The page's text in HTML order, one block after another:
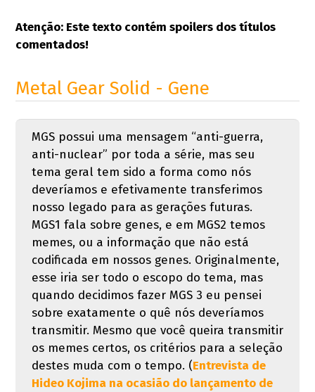
Atenção: Este texto contém spoilers dos títulos
comentados!
Metal Gear Solid - Gene
MGS possui uma mensagem “anti-guerra,
anti-nuclear” por toda a série, mas seu
tema geral tem sido a forma como nós
deveríamos e efetivamente transferimos
nosso legado para as gerações futuras.
MGS1 fala sobre genes, e em MGS2 temos
memes, ou a informação que não está
codificada em nossos genes. Originalmente,
esse iria ser todo o escopo do tema, mas
quando decidimos fazer MGS 3 eu pensei
sobre exatamente o quê nós deveríamos
transmitir. Mesmo que você queira transmitir
os memes certos, os critérios para a seleção
destes muda com o tempo. (Entrevista de
Hideo Kojima na ocasião do lançamento de